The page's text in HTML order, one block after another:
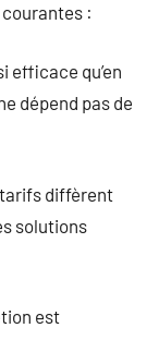
:
efficace qu’en
dépend pas de
diffèrent
solutions
est